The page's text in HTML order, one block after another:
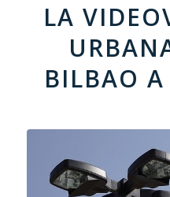
LA
BILBAO